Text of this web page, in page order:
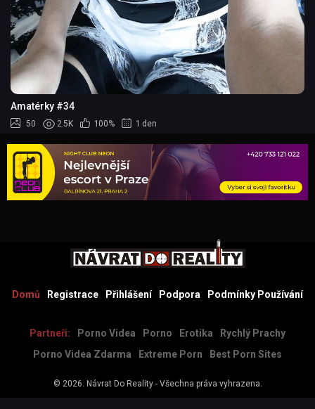
Amatérky #34
50 2.5K 100% 1 den
Domů Registrace Přihlášení Podpora Podmínky Používání
Partneři: Porno Videa Porno Erotika
Rychlý Prachy
Porno Videa Zdarma
Extreme Porn Best Porn Sites
© 2026. Návrat Do Reality- Všechna práva vyhrazena.